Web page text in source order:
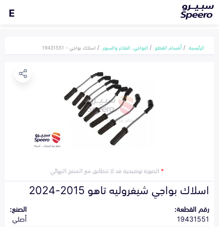
E
الرئيسية أقسام القطع البواجي، الفلاتر والسيور اسلاك بواجي - 19431551
*الصورة توضيحية قد لا تتطابق مع المنتج النهائي
اسلاك بواجي شيفروليه تاهو 2015-2024
رقم القطعة:
19431551
الصنع:
أصلي